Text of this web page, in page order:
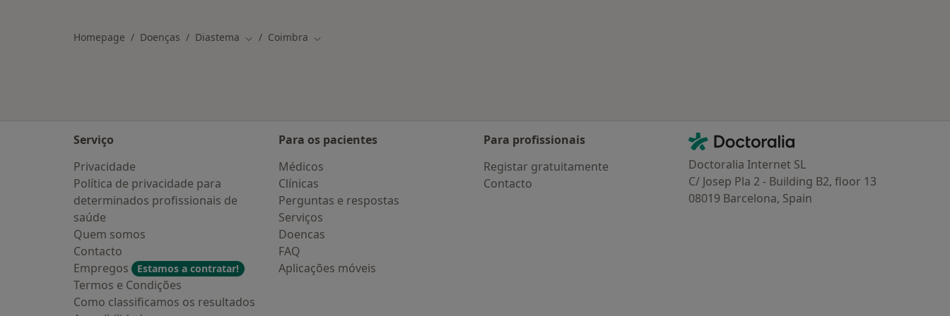
Homepage Doenças Diastema Mudar de cidade
Coimbra Mudar de cidade
Serviço
Privacidade
Política de privacidade para
determinados profissionais de
saúde
Quem somos
Contacto
Empregos
Estamos a contratar!
Termos e Condições
Como classificamos os resultados
Para os pacientes
Médicos
Clínicas
Perguntas e respostas
Serviços
Doencas
FAQ
Aplicações móveis
Para profissionais
Registar gratuitamente
Contacto
Contacto
Doctoralia - Homepage
Doctoralia Internet SL
C/ Josep Pla 2 - Building B2, floor 13
08019 Barcelona, Spain